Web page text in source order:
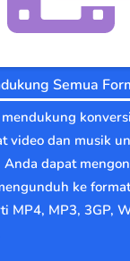
Semua
video dan musik
Anda dapat
ke
MP4, MP3, 3GP,